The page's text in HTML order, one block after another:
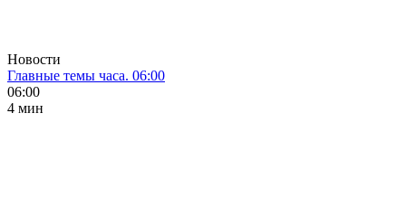
Новости
Главные темы часа. 06:00
06:00
4 мин